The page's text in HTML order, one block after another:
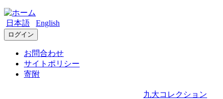
日本語 English
ログイン
お問合わせ
サイトポリシー
寄附
九大コレクション